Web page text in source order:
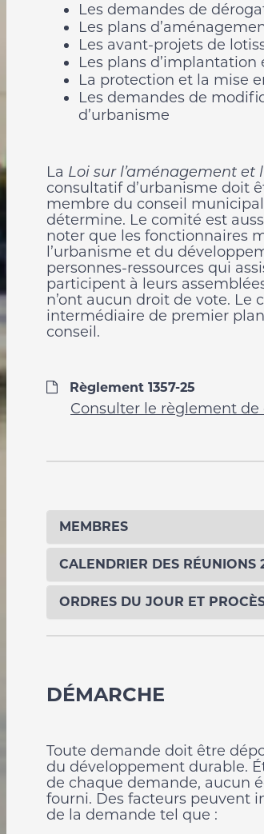
Les demandes de
Les plans
Les avant-projets de
Les plans
La protection et la mise
Les demandes de
d’urbanisme
La Loi sur l’aménagement et
consultatif d’urbanisme doit
membre du conseil
détermine. Le comité est
noter que les fonctionnaires
l’urbanisme et du
personnes-ressources qui
participent à leurs
n’ont aucun droit de vote. Le
intermédiaire de premier
conseil.
Règlement 1357-25
Consulter le règlement
MEMBRES
CALENDRIER DES RÉUNIONS
ORDRES DU JOUR ET
DÉMARCHE
Toute demande doit être
du développement durable.
de chaque demande, aucun
fourni. Des facteurs peuvent
de la demande tel que :